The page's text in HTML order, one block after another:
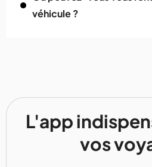
véhicule ?
L'app
vos